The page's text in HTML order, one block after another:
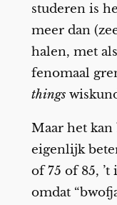
studeren is
meer dan
halen, met
fenomaal
things
Maar het
eigenlijk
of 75 of 85,
omdat